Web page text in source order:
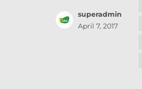
superadmin
April 7, 2017